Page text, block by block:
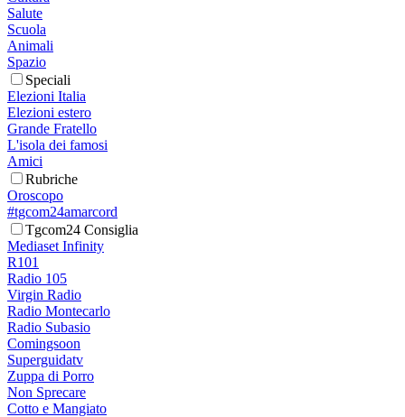
Salute
Scuola
Animali
Spazio
Speciali
Elezioni Italia
Elezioni estero
Grande Fratello
L'isola dei famosi
Amici
Rubriche
Oroscopo
#tgcom24amarcord
Tgcom24 Consiglia
Mediaset Infinity
R101
Radio 105
Virgin Radio
Radio Montecarlo
Radio Subasio
Comingsoon
Superguidatv
Zuppa di Porro
Non Sprecare
Cotto e Mangiato